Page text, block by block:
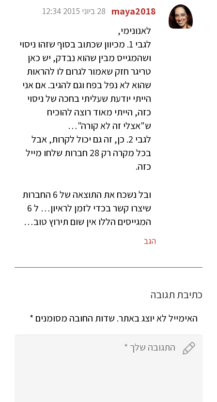
maya2018 28 ביוני 2015 12:34
לאנונימי,
לגבי 1. מכיוון שכתוב בסוף שזהו ניסוי
ושהמגייס מבין שהוא נבדק, יש כאן
טריגר חזק שאמור לגרום לו להראות
שהוא לא נפל בפח וגם להגיב. אם אני
הייתי יודעת שעליתי בחכה של ניסוי
כזה, הייתי מאוד רוצה להוכיח
ש"אצלי זה לא קורה"…
לגבי 2. כן, זה גם יכול לקרות, אבל
בכל מקרה רק 28 חברות שלחו מייל
כזה.
ובל נשכח את התוצאה של 6 החברות
שיצרו קשר בכדי לזמן לראיון… ל 6
המגייסים הללו אין שום תירוץ טוב…
הגב
כתיבת תגובה
האימייל לא יוצג באתר. שדות החובה מסומנים *